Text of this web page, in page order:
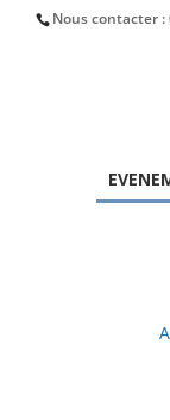
Nous contacter :